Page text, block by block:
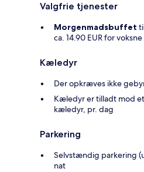
Valgfrie tjenester
Morgenmadsbuffet
ca. 14.90 EUR for
Kæledyr
Der opkræves ikke
Kæledyr er tilladt mod
kæledyr, pr. dag
Parkering
Selvstændig parkering
nat